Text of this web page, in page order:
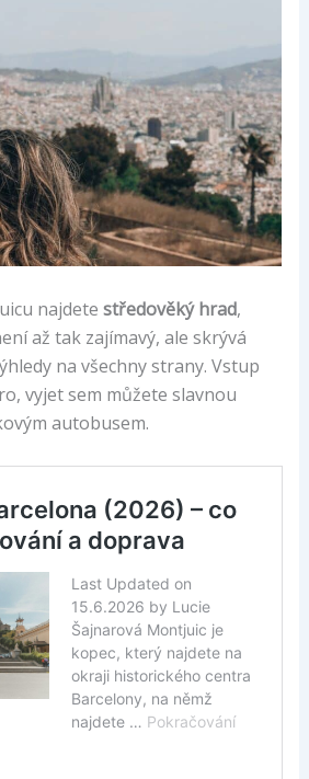
najdete středověký hrad,
až tak zajímavý, ale skrývá
na všechny strany. Vstup
vyjet sem můžete slavnou
autobusem.